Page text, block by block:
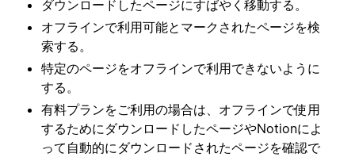
ダウンロードしたページにすばやく移動する。
オフラインで利用可能とマークされたページを検
索する。
特定のページをオフラインで利用できないように
する。
有料プランをご利用の場合は、オフラインで使用
するためにダウンロードしたページやNotionによ
って自動的にダウンロードされたページを確認で